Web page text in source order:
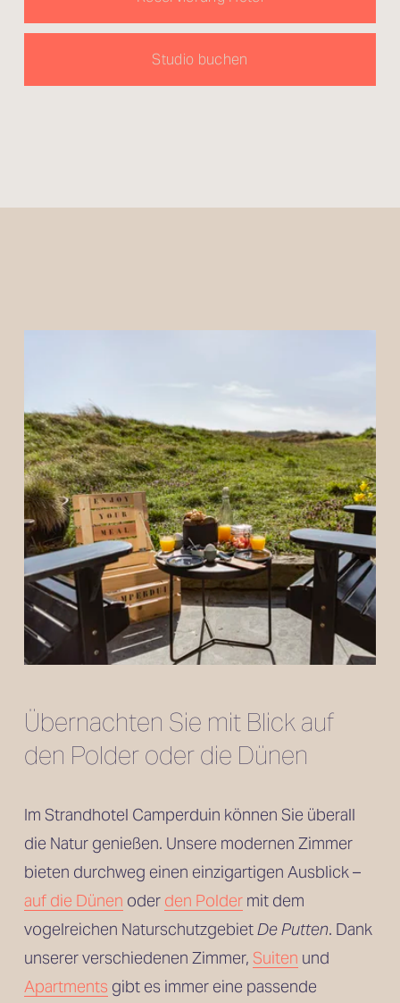
Studio buchen
Übernachten Sie mit Blick auf
den Polder oder die Dünen
Im Strandhotel Camperduin können Sie überall
die Natur genießen. Unsere modernen Zimmer
bieten durchweg einen einzigartigen Ausblick –
auf die Dünen oder den Polder mit dem
vogelreichen Naturschutzgebiet De Putten. Dank
unserer verschiedenen Zimmer, Suiten und
Apartments gibt es immer eine passende